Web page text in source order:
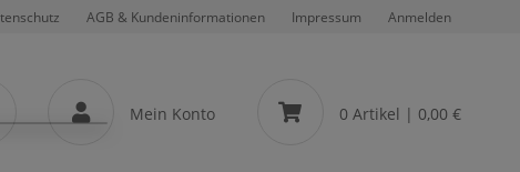
AGB & Kundeninformationen Impressum Anmelden
Mein Konto 0 Artikel | 0,00 €